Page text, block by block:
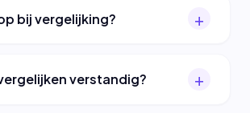
bij vergelijking?
verstandig?